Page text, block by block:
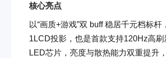
核心亮点
以“画质+游戏”双 buff 稳居千元档标
1LCD投影，也是首款支持120Hz高
LED芯片，亮度与散热能力双重提升